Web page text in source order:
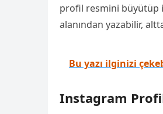
profil resmini büyütüp
alanından yazabilir,
Bu yazı ilginizi
Instagram